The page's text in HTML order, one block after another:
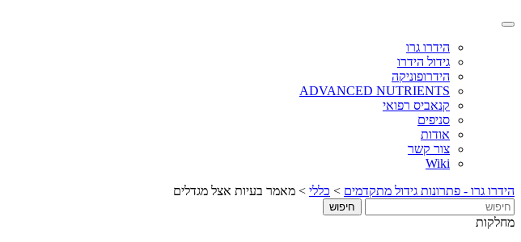
Toggle
הידרו גרו
גידול הידרו
הידרופוניקה
ADVANCED NUTRIENTS
קנאביס רפואי
סניפים
אודות
צור קשר
Wiki
הידרו גרו - פתרונות גידול מתקדמים > כללי > מאמר בעיות אצל מגדלים
מחלקות